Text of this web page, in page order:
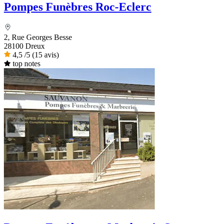
Pompes Funèbres Roc-Eclerc
2, Rue Georges Besse
28100 Dreux
4,5 /5 (15 avis)
top notes